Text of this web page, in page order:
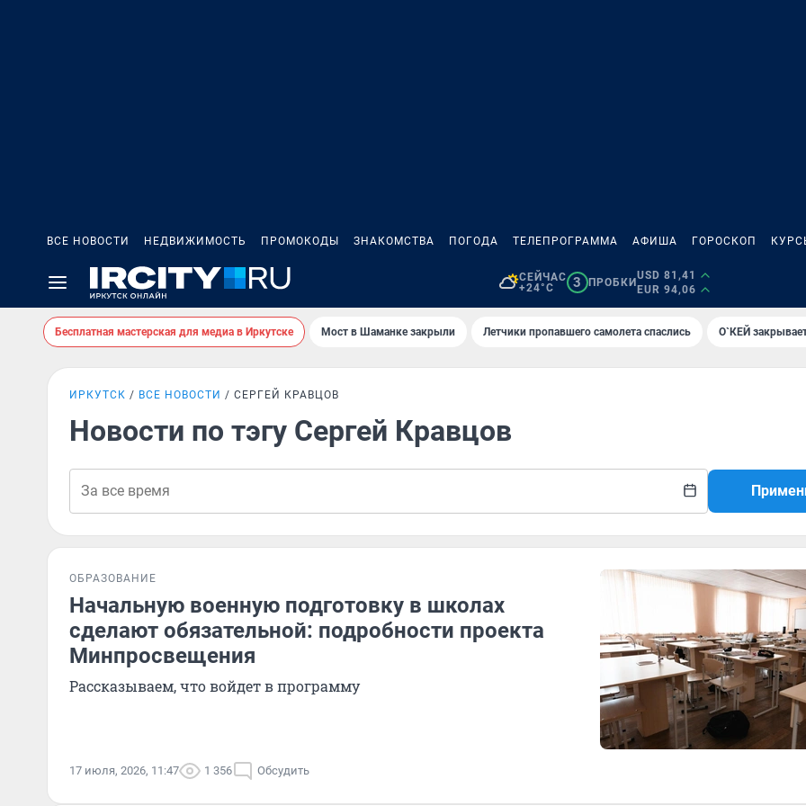
ВСЕ НОВОСТИ НЕДВИЖИМОСТЬ ПРОМОКОДЫ ЗНАКОМСТВА ПОГОДА ТЕЛЕПРОГРАММА АФИША ГОРОСКОП
СЕЙЧАС
+24°C
3 ПРОБКИ
USD 81,41
EUR 94,06
Бесплатная мастерская для медиа в Иркутске Мост в Шаманке закрыли Летчики пропавшего самолета спаслись О`КЕЙ
ИРКУТСК ВСЕ НОВОСТИ СЕРГЕЙ КРАВЦОВ
Новости по тэгу Сергей Кравцов
ОБРАЗОВАНИЕ
Начальную военную подготовку в школах
сделают обязательной: подробности проекта
Минпросвещения
Рассказываем, что войдет в программу
17 июля, 2026, 11:47 1 356 Обсудить